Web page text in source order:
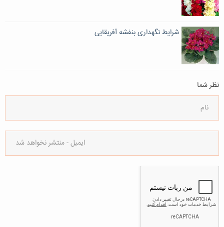
شرایط نگهداری بنفشه آفریقایی
نظر شما